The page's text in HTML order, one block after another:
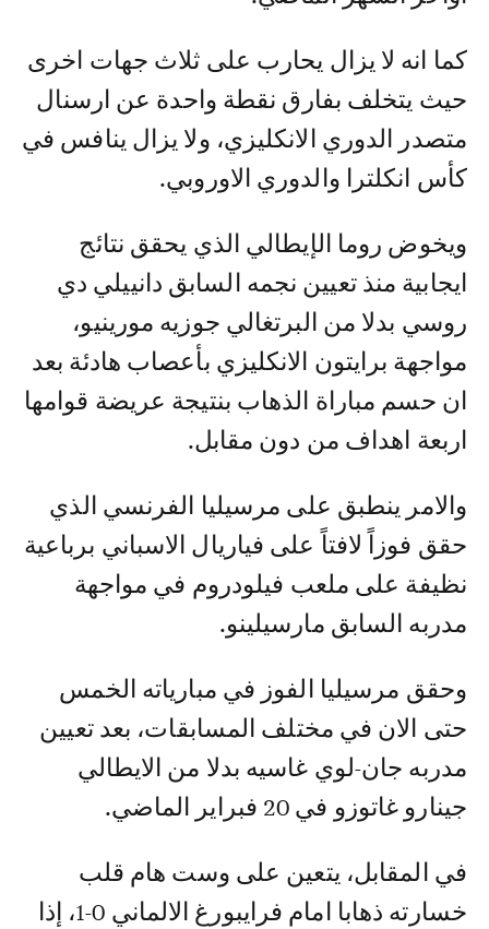
كما انه لا يزال يحارب على ثلاث جهات اخرى
حيث يتخلف بفارق نقطة واحدة عن ارسنال
متصدر الدوري الانكليزي، ولا يزال ينافس في
كأس انكلترا والدوري الاوروبي.
ويخوض روما الإيطالي الذي يحقق نتائج
ايجابية منذ تعيين نجمه السابق دانييلي دي
روسي بدلا من البرتغالي جوزيه مورينيو،
مواجهة برايتون الانكليزي بأعصاب هادئة بعد
ان حسم مباراة الذهاب بنتيجة عريضة قوامها
اربعة اهداف من دون مقابل.
والامر ينطبق على مرسيليا الفرنسي الذي
حقق فوزاً لافتاً على فياريال الاسباني برباعية
نظيفة على ملعب فيلودروم في مواجهة
مدربه السابق مارسيلينو.
وحقق مرسيليا الفوز في مبارياته الخمس
حتى الان في مختلف المسابقات، بعد تعيين
مدربه جان-لوي غاسيه بدلا من الايطالي
جينارو غاتوزو في 20 فبراير الماضي.
في المقابل، يتعين على وست هام قلب
خسارته ذهابا امام فرايبورغ الالماني 0-1، إذا